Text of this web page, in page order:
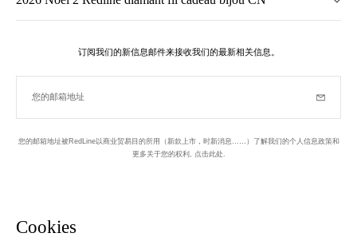
Cookies
订阅我们的新信息邮件来接收我们的最新相关信息。
您的邮箱地址
您的邮箱地址被RedLine以商业贸易目的所用（新款上市，时新消息……）了解我们的个人信息政策和
更多关于您的权利, 点击此处.
新信息邮件